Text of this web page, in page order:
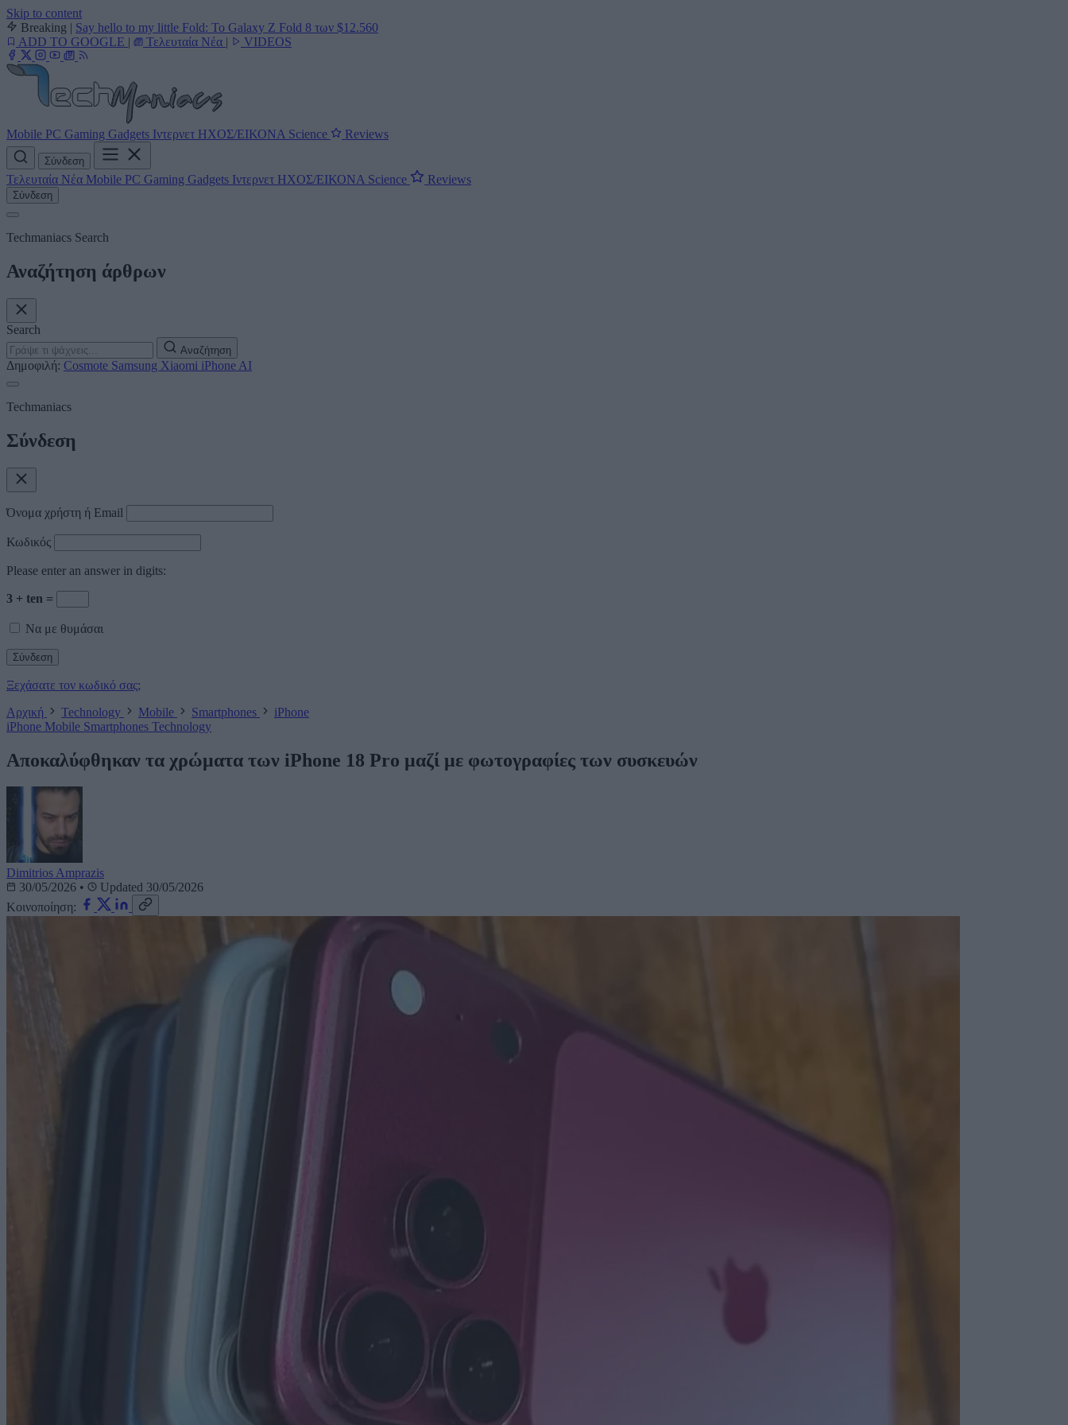
Skip to content
Breaking | Say hello to my little Fold: Το Galaxy Z Fold 8 των $12.560
ADD TO GOOGLE | Τελευταία Νέα | VIDEOS
Mobile PC Gaming Gadgets Ιντερνετ ΗΧΟΣ/ΕΙΚΟΝΑ Science Reviews
Σύνδεση
Τελευταία Νέα Mobile PC Gaming Gadgets Ιντερνετ ΗΧΟΣ/ΕΙΚΟΝΑ Science Reviews
Σύνδεση
Techmaniacs Search
Αναζήτηση άρθρων
Search
Αναζήτηση
Δημοφιλή: Cosmote Samsung Xiaomi iPhone AI
Techmaniacs
Σύνδεση
Όνομα χρήστη ή Email
Κωδικός
Please enter an answer in digits:
3 + ten =
Να με θυμάσαι
Ξεχάσατε τον κωδικό σας;
Αρχική
Technology Mobile Smartphones
iPhone
iPhone Mobile Smartphones Technology
Αποκαλύφθηκαν τα χρώματα των iPhone 18 Pro μαζί με φωτογραφίες των συσκευών
Dimitrios Amprazis
30/05/2026 •
Updated 30/05/2026
Κοινοποίηση: